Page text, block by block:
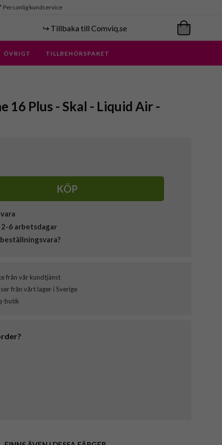
Personlig kundservice
↪️ Tillbaka till Comviq.se
ÖVRIGT TILLBEHÖRSPAKET
16 Plus - Skal - Liquid Air -
KÖP
2-6 arbetsdagar
från vår kundtjänst
från vårt lager i Sverige
butik